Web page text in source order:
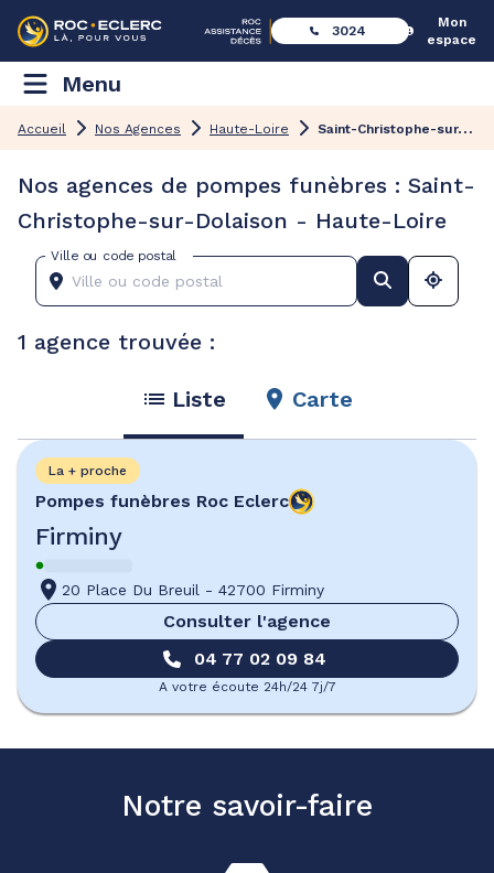
3024
Mon
espace
Menu
Accueil Nos Agences Haute-Loire S
aint-Christophe-sur-Dolaison
Nos agences de pompes funèbres : Saint-
Christophe-sur-Dolaison - Haute-Loire
Ville ou code postal
1 agence trouvée :
Liste Carte
Pompes funèbres Roc Eclerc
Firminy
La + proche
20 Place Du Breuil - 42700 Firminy
Consulter l'agence
04 77 02 09 84
A votre écoute 24h/24 7j/7
Notre savoir-faire